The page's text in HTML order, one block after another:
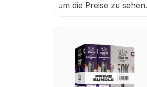
um die Preise zu sehen.